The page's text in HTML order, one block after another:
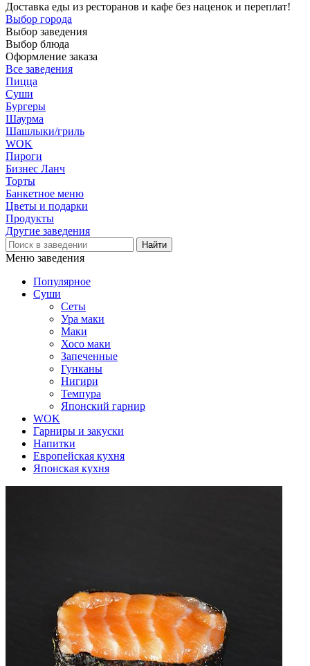
Доставка еды из ресторанов и кафе без наценок и переплат!
Выбор города
Выбор заведения
Выбор блюда
Оформление заказа
Все заведения
Пицца
Суши
Бургеры
Шаурма
Шашлыки/гриль
WOK
Пироги
Бизнес Ланч
Торты
Банкетное меню
Цветы и подарки
Продукты
Другие заведения
Меню заведения
Популярное
Суши
Сеты
Ура маки
Маки
Хосо маки
Запеченные
Гунканы
Нигири
Темпура
Японский гарнир
WOK
Гарниры и закуски
Напитки
Европейская кухня
Японская кухня